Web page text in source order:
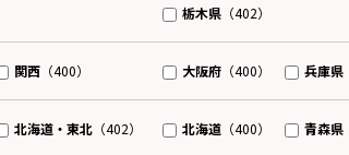
栃木県（402）
関西 （400） 大阪府（400） 兵庫県
北海道・東北 （402） 北海道（400） 青森県